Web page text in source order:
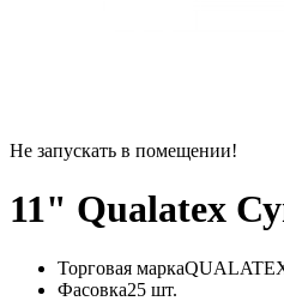
Не запускать в помещении!
11" Qualatex
Торговая марка
Фасовка25 шт.